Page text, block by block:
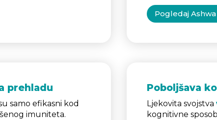
prehladu
samo efikasni kod
imuniteta.
Pogledaj
Poboljšava
Ljekovita svojstva
kognitivne